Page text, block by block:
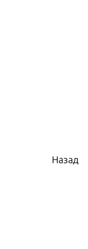
Назад